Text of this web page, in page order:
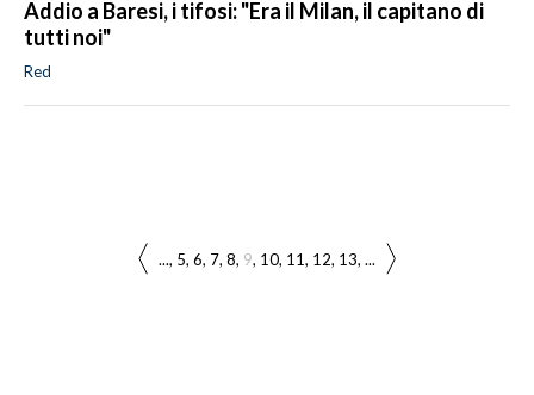
Addio a Baresi, i tifosi: "Era il Milan, il capitano di
tutti noi"
Red
... 5 6 7 8 9 10 11 12 13 ...